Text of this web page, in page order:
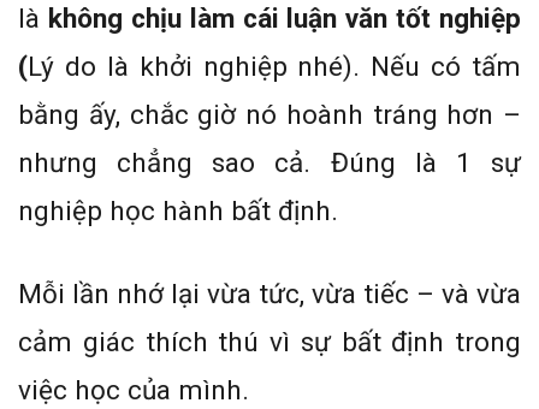
là không chịu làm cái luận văn tốt nghiệp
(Lý do là khởi nghiệp nhé). Nếu có tấm
bằng ấy, chắc giờ nó hoành tráng hơn –
nhưng chẳng sao cả. Đúng là 1 sự
nghiệp học hành bất định.
Mỗi lần nhớ lại vừa tức, vừa tiếc – và vừa
cảm giác thích thú vì sự bất định trong
việc học của mình.